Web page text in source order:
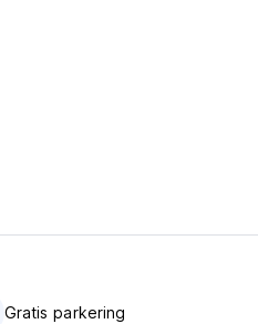
Gratis parkering